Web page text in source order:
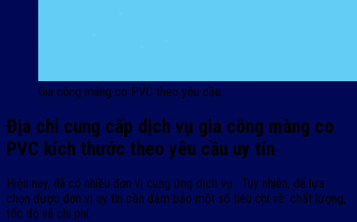
Gia công màng co PVC theo yêu cầu
Địa chỉ cung cấp dịch vụ gia công màng co
PVC kích thước theo yêu cầu uy tín
Hiện nay, đã có nhiều đơn vị cung ứng dịch vụ . Tuy nhiên, để lựa
chọn được đơn vị uy tín cần đảm bảo một số tiêu chí về: chất lượng,
tốc độ và chi phí.